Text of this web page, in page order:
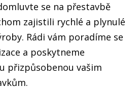
se na přestavbě
zajistili rychlé a plynulé
Rádi vám poradíme se
a poskytneme
přizpůsobenou vašim